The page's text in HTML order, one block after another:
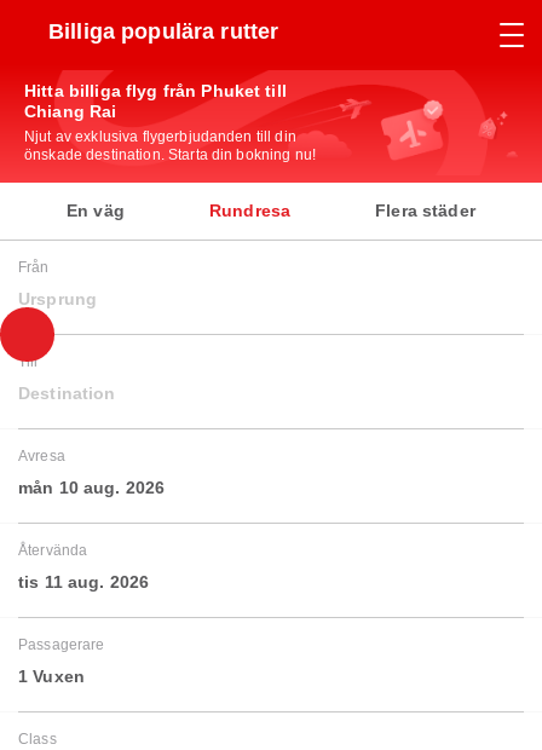
Billiga populära rutter
Hitta billiga flyg från Phuket till
Chiang Rai
Njut av exklusiva flygerbjudanden till din
önskade destination. Starta din bokning nu!
En väg Rundresa Flera städer
Från
Ursprung
Till
Destination
Avresa
mån 10 aug. 2026
Återvända
tis 11 aug. 2026
Passagerare
1 Vuxen
Class